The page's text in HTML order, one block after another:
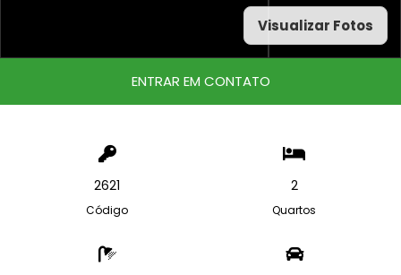
Visualizar Fotos
ENTRAR EM CONTATO
2621
Código
2
Quartos